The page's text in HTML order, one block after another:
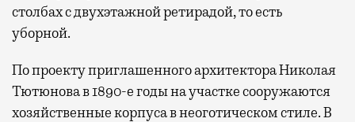
столбах с двухэтажной ретирадой, то есть
уборной.
По проекту приглашенного архитектора Николая
Тютюнова в 1890-е годы на участке сооружаются
хозяйственные корпуса в неоготическом стиле. В